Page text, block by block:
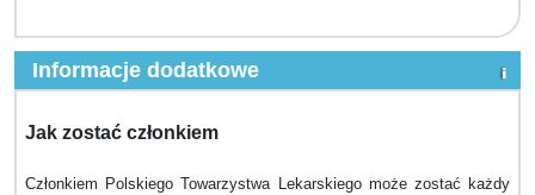
Informacje dodatkowe
Jak zostać członkiem
Członkiem Polskiego Towarzystwa Lekarskiego może zostać każdy